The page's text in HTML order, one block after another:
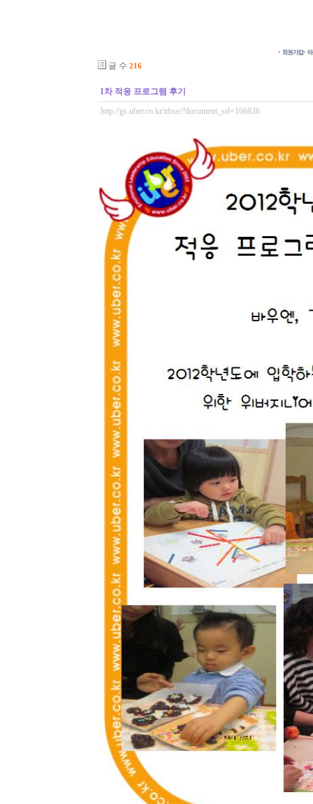
글 수 216
1차 적응 프로그램 후기
http://gs.uber.co.kr/zbxe/?document_srl=166836